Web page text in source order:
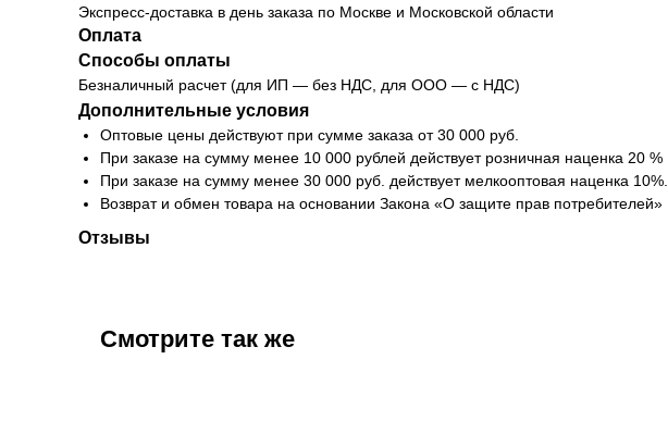
Экспресс-доставка в день заказа по Москве и Московской области
Оплата
Способы оплаты
Безналичный расчет (для ИП — без НДС, для ООО — с НДС)
Дополнительные условия
Оптовые цены действуют при сумме заказа от 30 000 руб.
При заказе на сумму менее 10 000 рублей действует розничная наценка 20 %
При заказе на сумму менее 30 000 руб. действует мелкооптовая наценка 10%.
Возврат и обмен товара на основании Закона «О защите прав потребителей»
Отзывы
Смотрите так же